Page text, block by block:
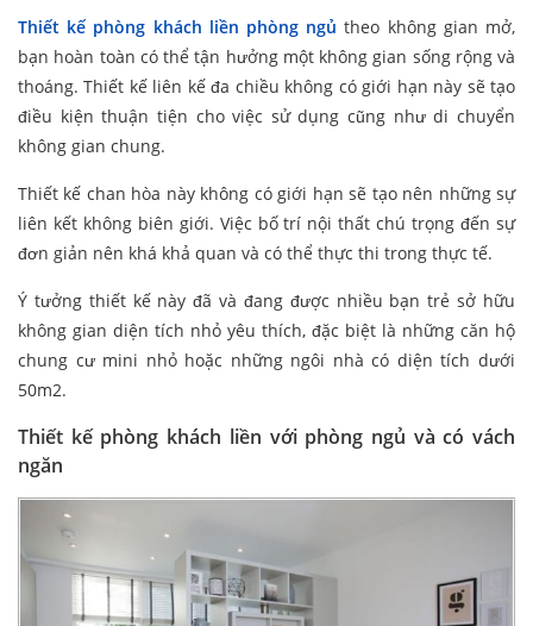
Thiết kế phòng khách liền phòng ngủ theo không gian mở,
bạn hoàn toàn có thể tận hưởng một không gian sống rộng và
thoáng. Thiết kế liên kế đa chiều không có giới hạn này sẽ tạo
điều kiện thuận tiện cho việc sử dụng cũng như di chuyển
không gian chung.
Thiết kế chan hòa này không có giới hạn sẽ tạo nên những sự
liên kết không biên giới. Việc bố trí nội thất chú trọng đến sự
đơn giản nên khá khả quan và có thể thực thi trong thực tế.
Ý tưởng thiết kế này đã và đang được nhiều bạn trẻ sở hữu
không gian diện tích nhỏ yêu thích, đặc biệt là những căn hộ
chung cư mini nhỏ hoặc những ngôi nhà có diện tích dưới
50m2.
Thiết kế phòng khách liền với phòng ngủ và có vách
ngăn